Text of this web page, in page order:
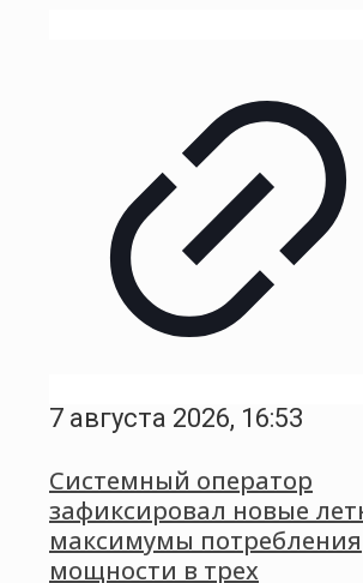
7 августа 2026, 16:53
Системный оператор
зафиксировал новые
максимумы потребления
мощности в трех